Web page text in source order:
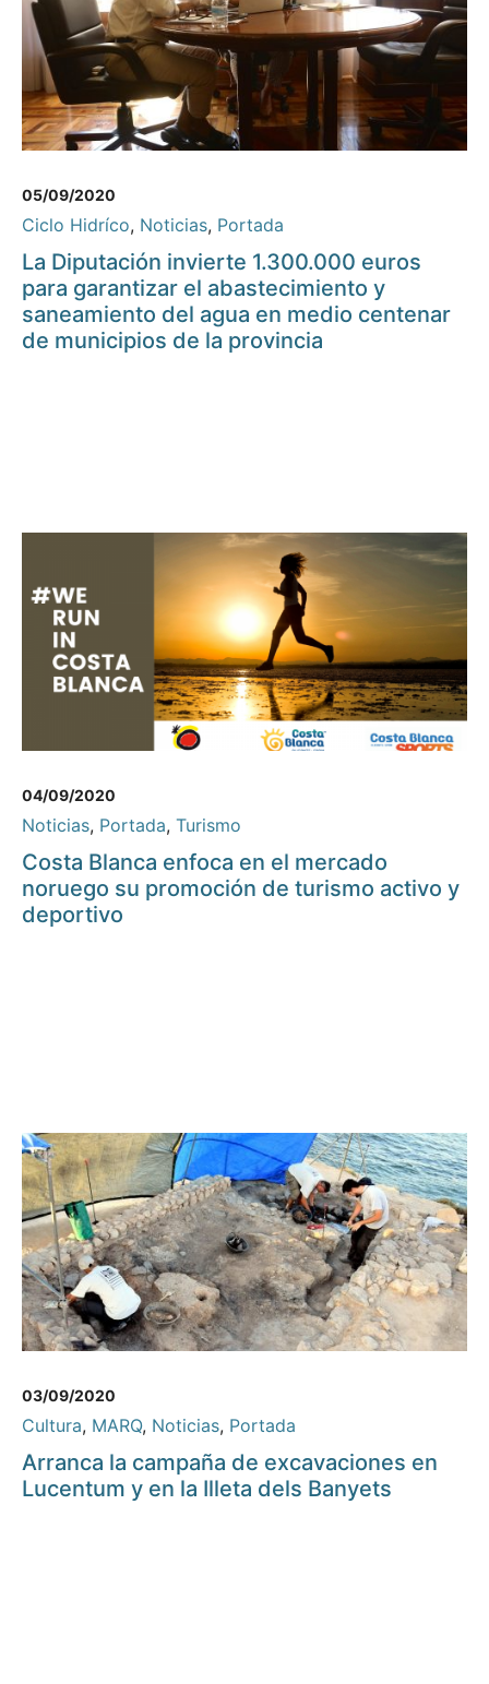
05/09/2020
Ciclo Hidríco, Noticias, Portada
La Diputación invierte 1.300.000 euros
para garantizar el abastecimiento y
saneamiento del agua en medio centenar
de municipios de la provincia
04/09/2020
Noticias, Portada, Turismo
Costa Blanca enfoca en el mercado
noruego su promoción de turismo activo y
deportivo
03/09/2020
Cultura, MARQ, Noticias, Portada
Arranca la campaña de excavaciones en
Lucentum y en la Illeta dels Banyets